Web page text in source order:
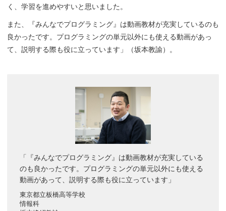
く、学習を進めやすいと思いました。
また、『みんなでプログラミング』は動画教材が充実しているのも
良かったです。プログラミングの単元以外にも使える動画があっ
て、説明する際も役に立っています」（坂本教諭）。
「『みんなでプログラミング』は動画教材が充実している
のも良かったです。プログラミングの単元以外にも使える
動画があって、説明する際も役に立っています」
東京都立板橋高等学校
情報科